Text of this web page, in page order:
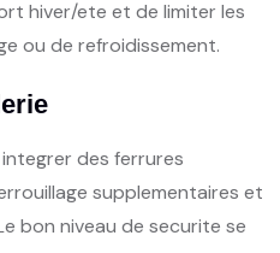
hiver/ete et de limiter les
ou de refroidissement.
des ferrures
supplementaires et
bon niveau de securite se